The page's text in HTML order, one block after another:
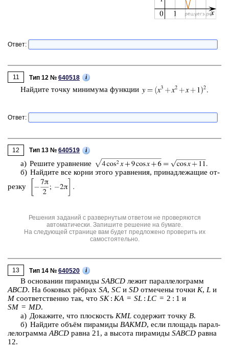
Ответ:
11 Тип 12 № 640518 i
Най­ди­те точку ми­ни­му­ма функ­ции
Ответ:
12 Тип 13 № 640519 i
а) Ре­ши­те урав­не­ние
б) Най­ди­те все корни этого урав­не­ния, при­над­ле­жа­щие от­
рез­ку
Решения заданий с развернутым ответом не проверяются
автоматически. Запишите решение на бумаге.
На следующей странице вам будет предложено проверить их
самостоятельно.
13 Тип 14 № 640520 i
В ос­но­ва­нии пи­ра­ми­ды SABCD лежит па­рал­ле­ло­грамм
ABCD. На бо­ко­вых рёбрах SA, SC и SD от­ме­че­ны точки K, L и
M со­от­вет­ствен­но так, что SK: KA = SL : LC = 2 : 1 и
SM = MD.
а) До­ка­жи­те, что плос­кость KML со­дер­жит точку B.
б) Най­ди­те объём пи­ра­ми­ды BAKMD, если пло­щадь па­рал­
ле­ло­грам­ма ABCD равна 21, а вы­со­та пи­ра­ми­ды SABCD равна
12.